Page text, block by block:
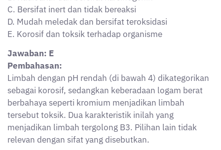
pengolah akhir limbah B3. Dokumen tersebut dikenal
dengan istilah?
A. Material Safety Data Sheet (MSDS)
B. Surat Pernyataan Pengelolaan Lingkungan
C. Manifest Limbah B3
D. Environmental Impact Assessment
E. Waste Collection Certificate
Jawaban: C
Pembahasan:
Manifest Limbah B3 merupakan dokumen resmi untuk
melacak perjalanan limbah B3 dari sumber ke